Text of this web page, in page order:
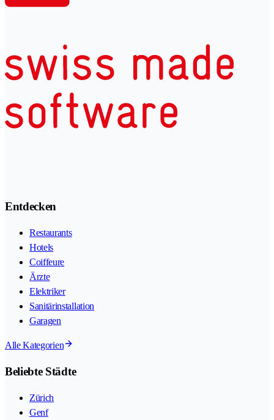
Entdecken
Restaurants
Hotels
Coiffeure
Ärzte
Elektriker
Sanitärinstallation
Garagen
Alle Kategorien
Beliebte Städte
Zürich
Genf